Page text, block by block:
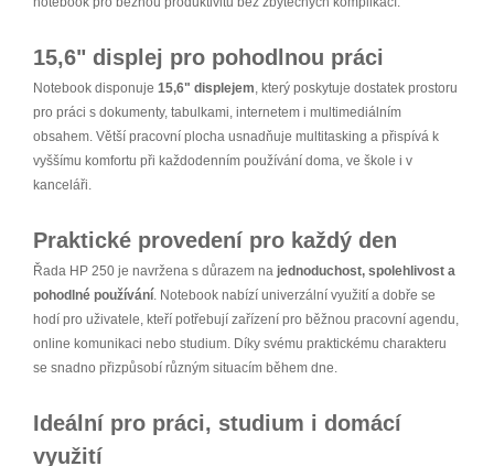
15,6" displej pro pohodlnou práci
Notebook disponuje 15,6" displejem, který poskytuje dostatek prostoru
pro práci s dokumenty, tabulkami, internetem i multimediálním
obsahem. Větší pracovní plocha usnadňuje multitasking a přispívá k
vyššímu komfortu při každodenním používání doma, ve škole i v
kanceláři.
Praktické provedení pro každý den
Řada HP 250 je navržena s důrazem na jednoduchost, spolehlivost a
pohodlné používání. Notebook nabízí univerzální využití a dobře se
hodí pro uživatele, kteří potřebují zařízení pro běžnou pracovní agendu,
online komunikaci nebo studium. Díky svému praktickému charakteru
se snadno přizpůsobí různým situacím během dne.
Ideální pro práci, studium i domácí
využití